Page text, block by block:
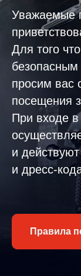
Уважаемые
Для того
просим вас
посещения
При входе в
и
и дресс-
Правила